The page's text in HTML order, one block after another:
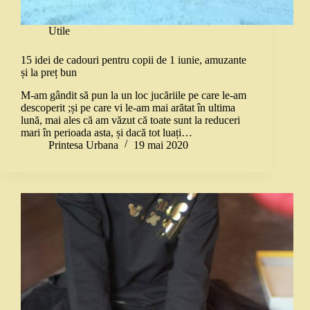
Utile
15 idei de cadouri pentru copii de 1 iunie, amuzante
și la preț bun
M-am gândit să pun la un loc jucăriile pe care le-am
descoperit ;și pe care vi le-am mai arătat în ultima
lună, mai ales că am văzut că toate sunt la reduceri
mari în perioada asta, și dacă tot luați…
Printesa Urbana
19 mai 2020